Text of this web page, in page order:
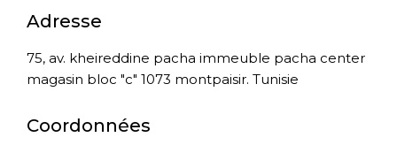
Adresse
75, av. kheireddine pacha immeuble pacha center
magasin bloc "c" 1073 montpaisir. Tunisie
Coordonnées